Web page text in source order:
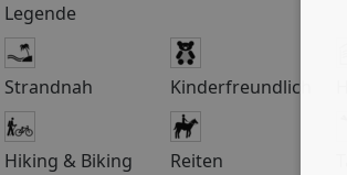
Legende
Strandnah Kinderfreundlich
Hiking & Biking Reiten